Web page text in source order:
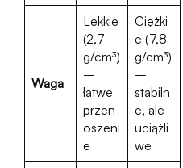
Waga
Lekkie
(2,7
g/cm³)
–
łatwe
przen
oszeni
e
Ciężki
e (7,8
g/cm³)
–
stabiln
e, ale
uciążli
we